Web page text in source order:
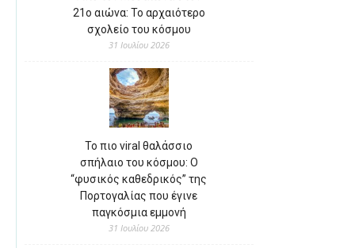
21ο αιώνα: Το αρχαιότερο
σχολείο του κόσμου
31 Ιουλίου 2026
Το πιο viral θαλάσσιο
σπήλαιο του κόσμου: Ο
“φυσικός καθεδρικός” της
Πορτογαλίας που έγινε
παγκόσμια εμμονή
31 Ιουλίου 2026